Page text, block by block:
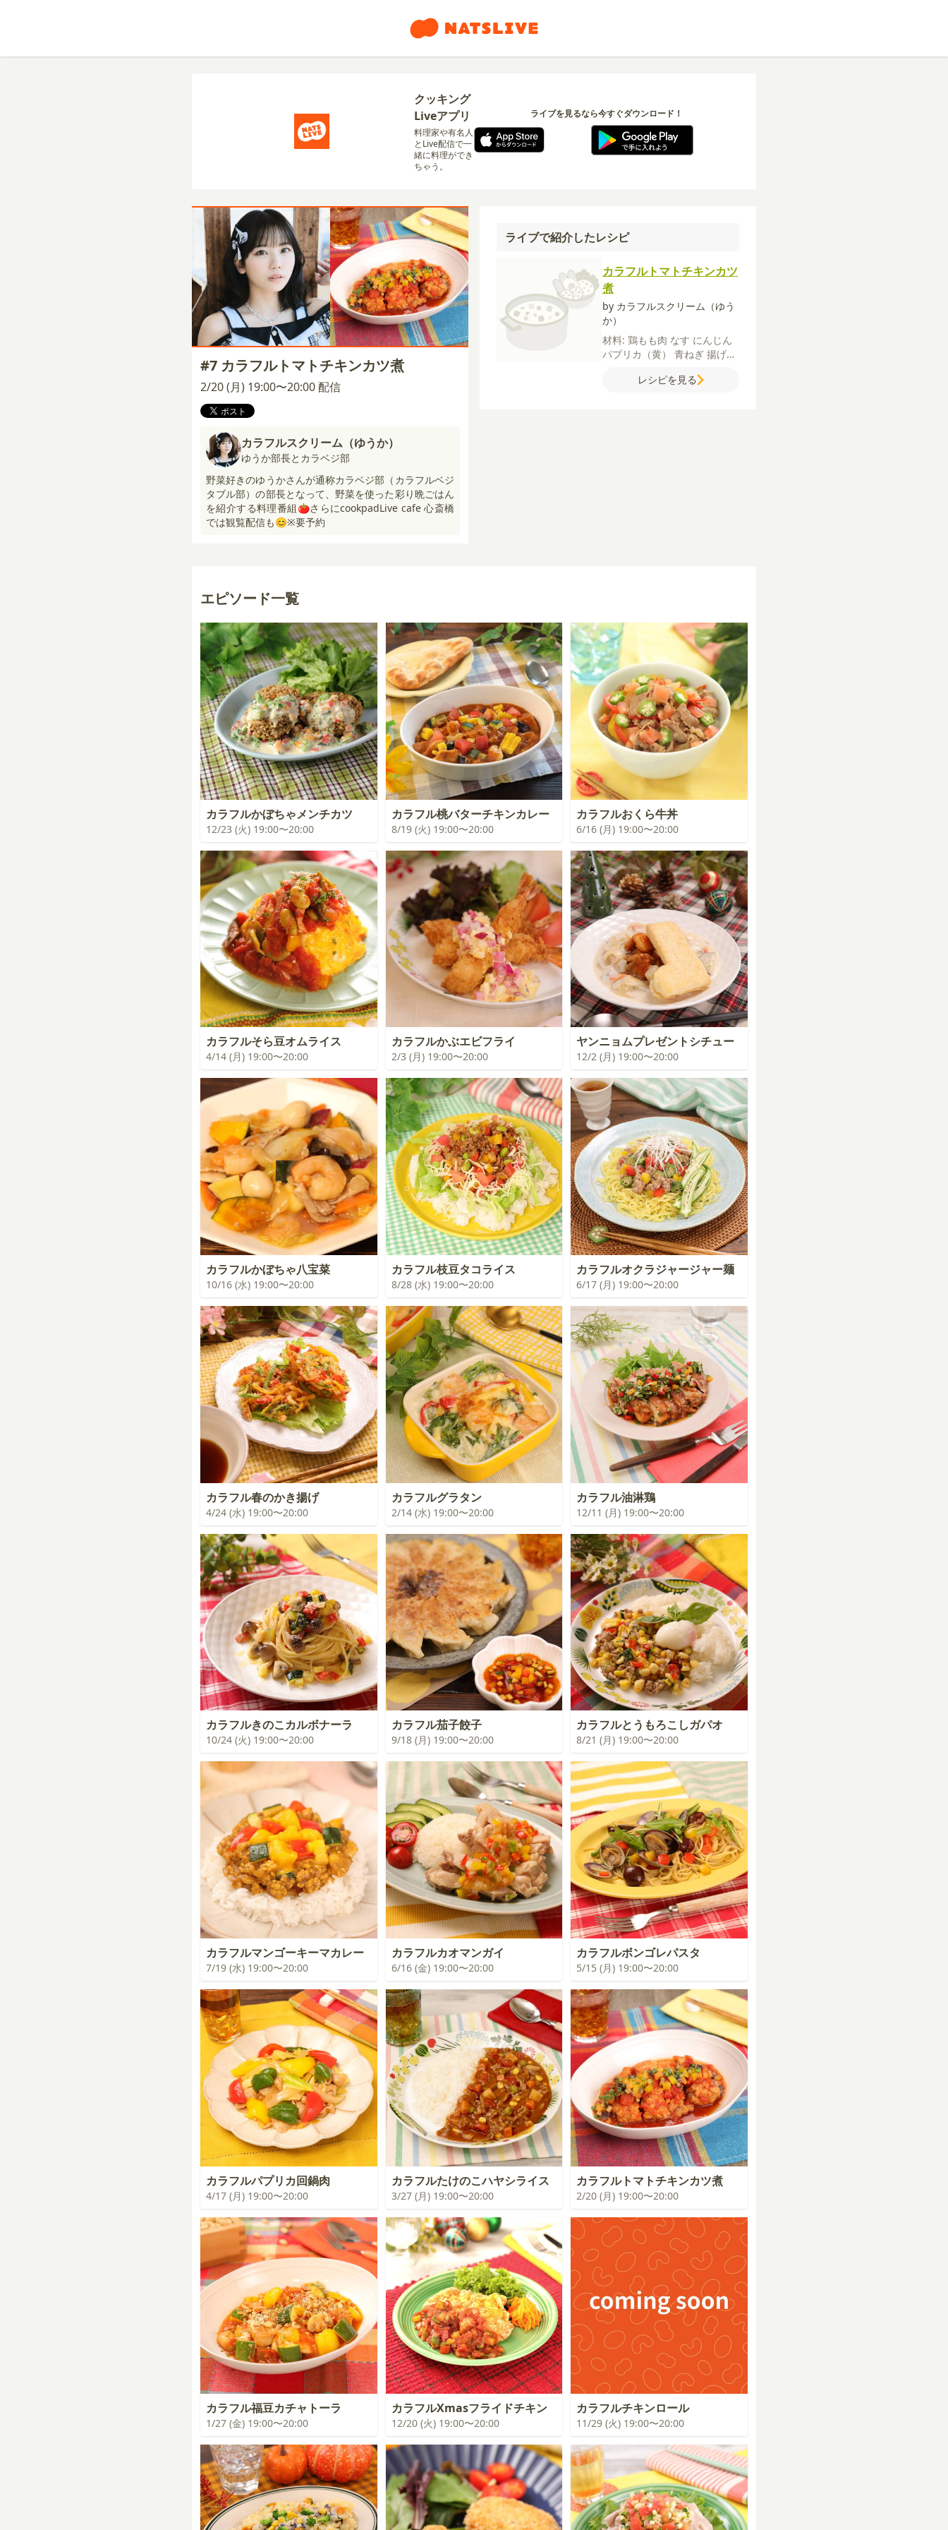
クッキング
Liveアプリ
料理家や有名人
とLive配信で一
緒に料理ができ
ちゃう。
ライブを見るなら今すぐダウンロード！
#7 カラフルトマトチキンカツ煮
2/20 (月) 19:00〜20:00 配信
カラフルスクリーム（ゆうか）
ゆうか部長とカラベジ部
野菜好きのゆうかさんが通称カラベジ部（カラフルベジ
タブル部）の部長となって、野菜を使った彩り晩ごはん
を紹介する料理番組🍅さらにcookpadLive cafe 心斎橋
では観覧配信も😊※要予約
ライブで紹介したレシピ
カラフルトマトチキンカツ
煮
by カラフルスクリーム（ゆう
か）
材料: 鶏もも肉 なす にんじん
パプリカ（黄） 青ねぎ 揚げ油
麺つゆ（3倍濃縮）
レシピを見る
エピソード一覧
カラフルかぼちゃメンチカツ
12/23 (火) 19:00〜20:00
カラフル桃バターチキンカレー
8/19 (火) 19:00〜20:00
カラフルおくら牛丼
6/16 (月) 19:00〜20:00
カラフルそら豆オムライス
4/14 (月) 19:00〜20:00
カラフルかぶエビフライ
2/3 (月) 19:00〜20:00
ヤンニョムプレゼントシチュー
12/2 (月) 19:00〜20:00
カラフルかぼちゃ八宝菜
10/16 (水) 19:00〜20:00
カラフル枝豆タコライス
8/28 (水) 19:00〜20:00
カラフルオクラジャージャー麺
6/17 (月) 19:00〜20:00
カラフル春のかき揚げ
4/24 (水) 19:00〜20:00
カラフルグラタン
2/14 (水) 19:00〜20:00
カラフル油淋鶏
12/11 (月) 19:00〜20:00
カラフルきのこカルボナーラ
10/24 (火) 19:00〜20:00
カラフル茄子餃子
9/18 (月) 19:00〜20:00
カラフルとうもろこしガパオ
8/21 (月) 19:00〜20:00
カラフルマンゴーキーマカレー
7/19 (水) 19:00〜20:00
カラフルカオマンガイ
6/16 (金) 19:00〜20:00
カラフルボンゴレパスタ
5/15 (月) 19:00〜20:00
カラフルパプリカ回鍋肉
4/17 (月) 19:00〜20:00
カラフルたけのこハヤシライス
3/27 (月) 19:00〜20:00
カラフルトマトチキンカツ煮
2/20 (月) 19:00〜20:00
カラフル福豆カチャトーラ
1/27 (金) 19:00〜20:00
カラフルXmasフライドチキン
12/20 (火) 19:00〜20:00
カラフルチキンロール
11/29 (火) 19:00〜20:00